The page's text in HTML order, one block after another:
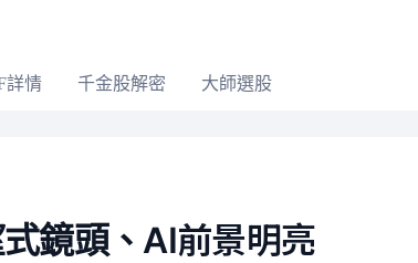
詳情 千金股解密 大師選股
鏡頭、AI前景明亮